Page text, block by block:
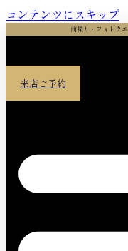
コンテンツにスキップ
前撮り・フォトウ
来店ご予約